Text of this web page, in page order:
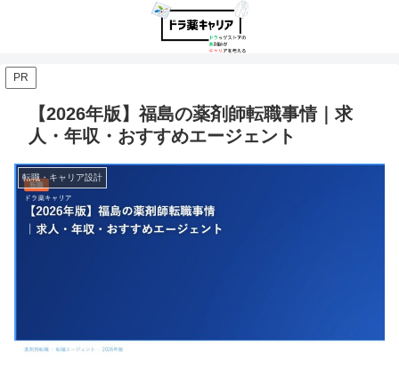
PR
【2026年版】福島の薬剤師転職事情｜求
人・年収・おすすめエージェント
転職・キャリア設計